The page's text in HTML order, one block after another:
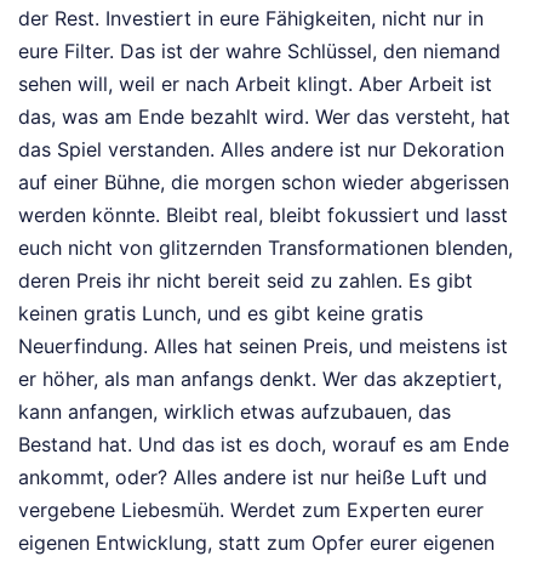
der Rest. Investiert in eure Fähigkeiten, nicht nur in
eure Filter. Das ist der wahre Schlüssel, den niemand
sehen will, weil er nach Arbeit klingt. Aber Arbeit ist
das, was am Ende bezahlt wird. Wer das versteht, hat
das Spiel verstanden. Alles andere ist nur Dekoration
auf einer Bühne, die morgen schon wieder abgerissen
werden könnte. Bleibt real, bleibt fokussiert und lasst
euch nicht von glitzernden Transformationen blenden,
deren Preis ihr nicht bereit seid zu zahlen. Es gibt
keinen gratis Lunch, und es gibt keine gratis
Neuerfindung. Alles hat seinen Preis, und meistens ist
er höher, als man anfangs denkt. Wer das akzeptiert,
kann anfangen, wirklich etwas aufzubauen, das
Bestand hat. Und das ist es doch, worauf es am Ende
ankommt, oder? Alles andere ist nur heiße Luft und
vergebene Liebesmüh. Werdet zum Experten eurer
eigenen Entwicklung, statt zum Opfer eurer eigenen